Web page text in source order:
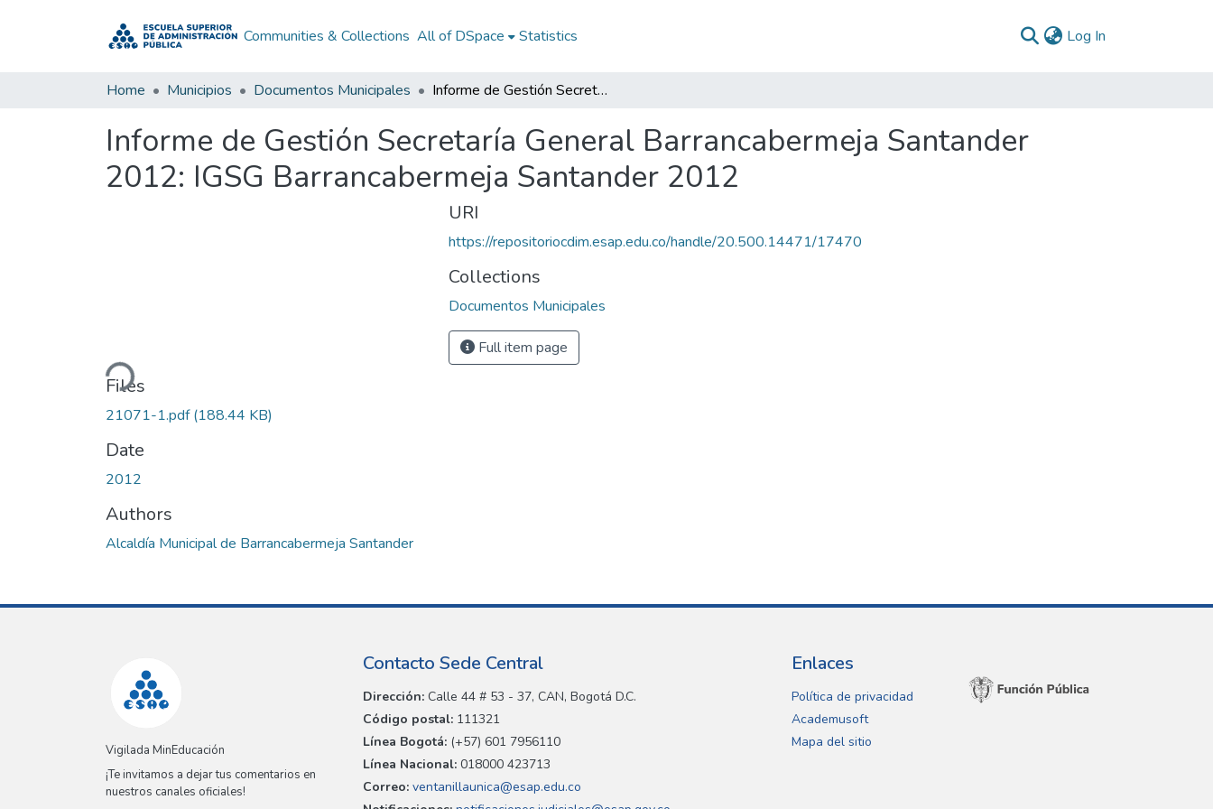
Communities & Collections All of DSpace Statistics Log In
Home Municipios Documentos Municipales Informe de Gestión Secretaría General Barrancabermeja Santander 2012: IGSG Barrancabermeja Santander 2012
Informe de Gestión Secretaría General Barrancabermeja Santander
2012: IGSG Barrancabermeja Santander 2012
Loading...
Files
21071-1.pdf(188.44 KB)
Date
2012
Authors
Alcaldía Municipal de Barrancabermeja Santander
URI
https://repositoriocdim.esap.edu.co/handle/20.500.14471/17470
Collections
Documentos Municipales
Full item page
Vigilada MinEducación
¡Te invitamos a dejar tus comentarios en
nuestros canales oficiales!
Contacto Sede Central
Dirección: Calle 44 # 53 - 37, CAN, Bogotá D.C.
Código postal: 111321
Línea Bogotá: (+57) 601 7956110
Línea Nacional: 018000 423713
Correo: ventanillaunica@esap.edu.co
Enlaces
Política de privacidad
Academusoft
Mapa del sitio